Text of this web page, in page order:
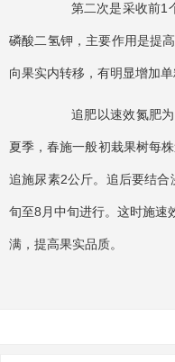
第二次是采收前1个
磷酸二氢钾，主要作用是提
向果实内转移，有明显增加单
追肥以速效氮肥为
夏季，春施一般初栽果树每
追施尿素2公斤。追后要结
旬至8月中旬进行。这时施速
满，提高果实品质。